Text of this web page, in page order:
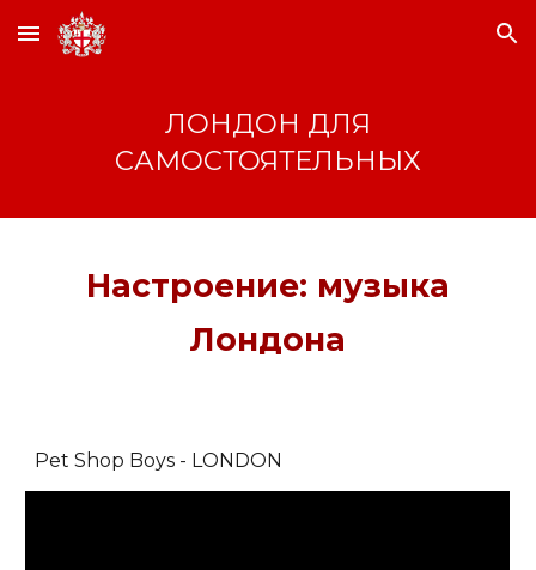
Skip to main content Skip to navigation
ЛОНДОН ДЛЯ
САМОСТОЯТЕЛЬНЫХ
Настроение: музыка
Лондона
Pet Shop Boys - LONDON